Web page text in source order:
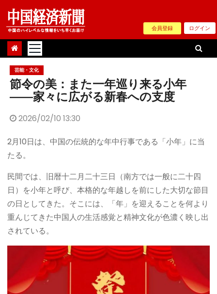
Skip
content
会員登録 ログイン
芸能・文化
節令の美：また一年巡り来る小年
――家々に広がる新春への支度
2026/02/10 13:30
2月10日は、中国の伝統的な年中行事である「小年」に当
たる。
民間では、旧暦十二月二十三日（南方では一般に二十四
日）を小年と呼び、本格的な年越しを前にした大切な節目
の日としてきた。そこには、「年」を迎えることを何より
重んじてきた中国人の生活感覚と精神文化が色濃く映し出
されている。